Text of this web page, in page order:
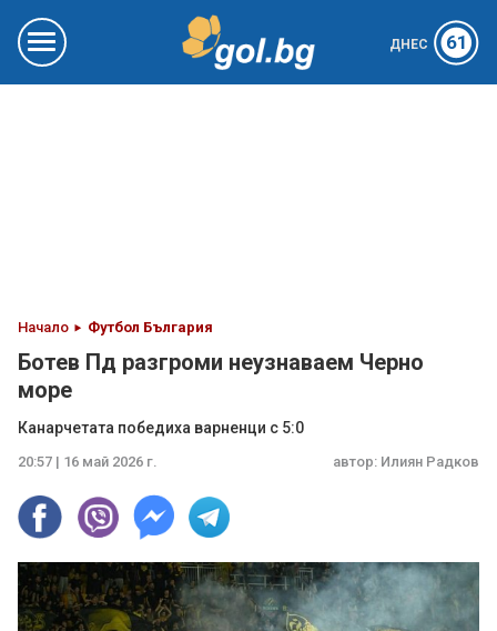
ДНЕС 61
Начало Футбол България
Ботев Пд разгроми неузнаваем Черно
море
Канарчетата победиха варненци с 5:0
20:57 | 16 май 2026 г. автор: Илиян Радков